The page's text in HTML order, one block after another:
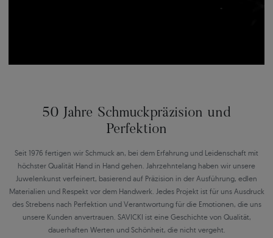
50 Jahre Schmuckpräzision und
Perfektion
Seit 1976 fertigen wir Schmuck an, bei dem Erfahrung und Leidenschaft mit
höchster Qualität Hand in Hand gehen. Jahrzehntelang haben wir unsere
Juwelenkunst verfeinert, basierend auf Präzision in der Ausführung, edlen
Materialien und Respekt vor dem Handwerk. Jedes Projekt ist für uns Ausdruck
des Strebens nach Perfektion und Verantwortung für die Emotionen, die uns
unsere Kunden anvertrauen. SAVICKI ist eine Geschichte von Qualität,
dauerhaften Werten und Schönheit, die nicht vergeht.